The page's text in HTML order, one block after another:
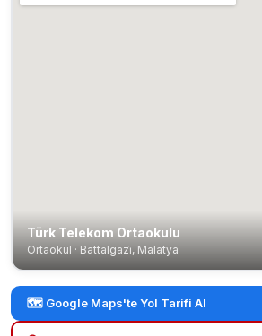
Türk Telekom Ortaokulu
Ortaokul · Battalgazi̇, Malatya
🗺️ Google Maps'te Yol Tarifi Al